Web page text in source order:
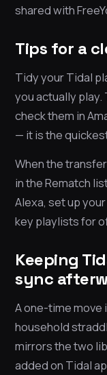
shared with
Tips for a
Tidy your Tidal
you actually
check them in
— it is the
When the
in the Rematch
Alexa, set up
key playlists for
Keeping
sync
A one-time move
household
mirrors the two
added on Tidal